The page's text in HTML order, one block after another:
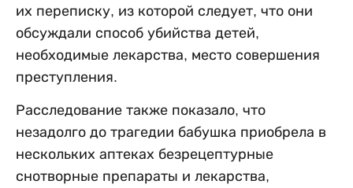
их переписку, из которой следует, что они
обсуждали способ убийства детей,
необходимые лекарства, место совершения
преступления.
Расследование также показало, что
незадолго до трагедии бабушка приобрела в
нескольких аптеках безрецептурные
снотворные препараты и лекарства,